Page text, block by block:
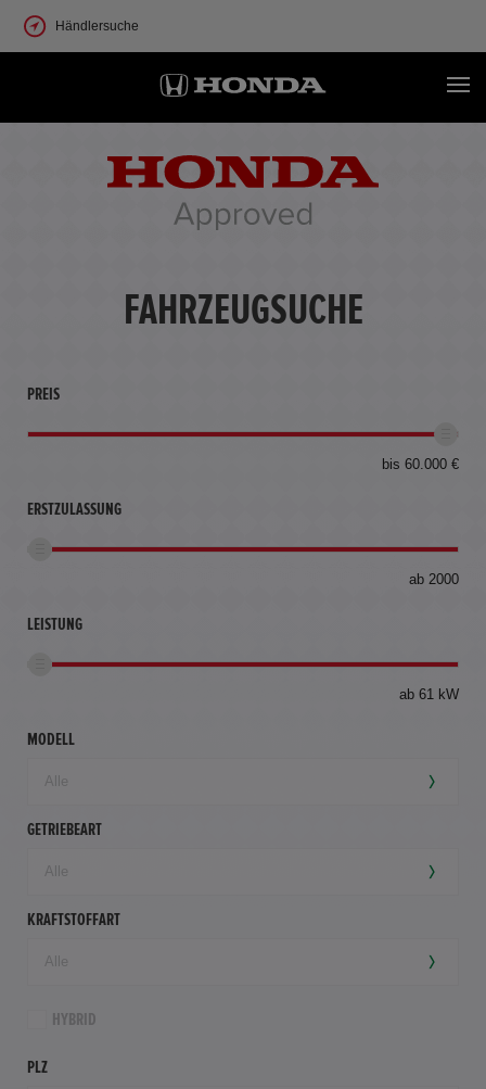
Händlersuche
FAHRZEUGSUCHE
PREIS
bis 60.000 €
ERSTZULASSUNG
ab 2000
LEISTUNG
ab 61 kW
MODELL
GETRIEBEART
KRAFTSTOFFART
HYBRID
PLZ